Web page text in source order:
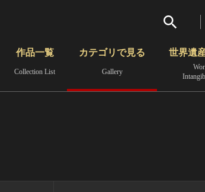
さらに詳細検索
作品一覧
Collection List
カテゴリで見る
Gallery
世界遺